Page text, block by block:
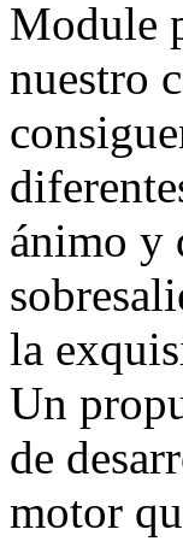
Module
nuestro
ánimo y
la
Un
de
motor